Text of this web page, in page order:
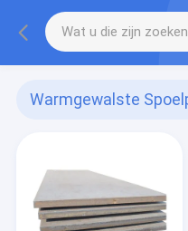
Warmgewalste